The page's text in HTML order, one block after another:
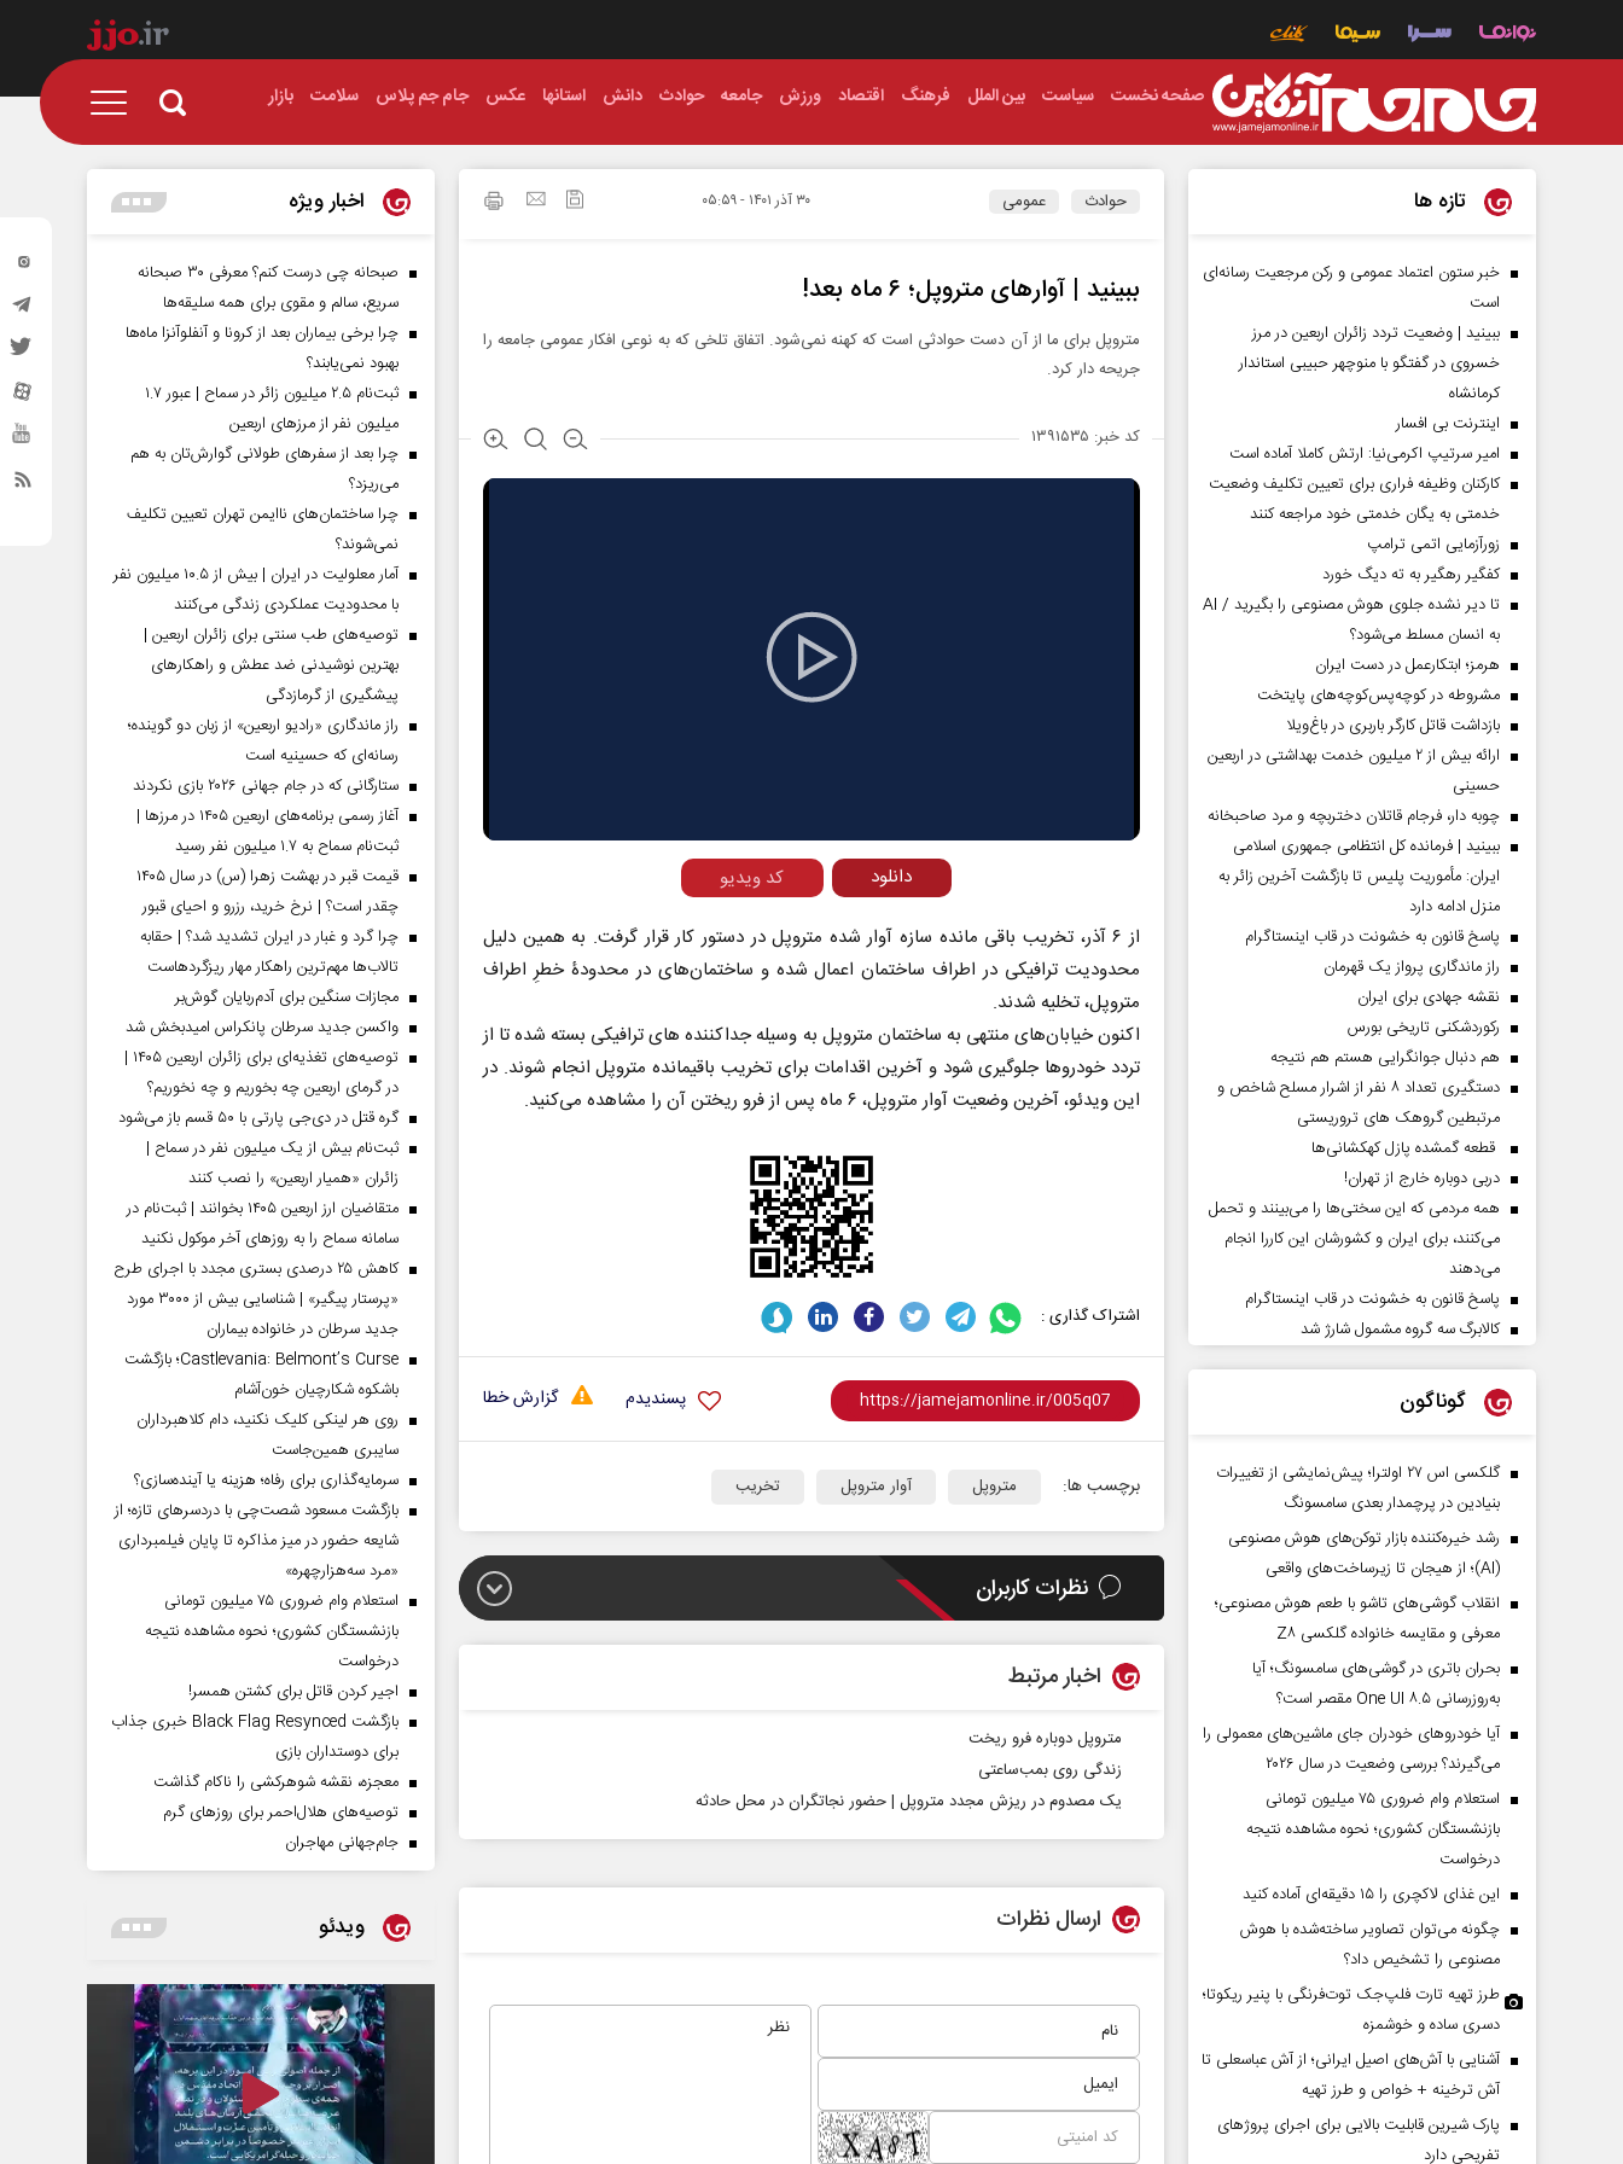
صفحه نخست سیاست بین الملل فرهنگ اقتصاد ورزش جامعه حوادث دانش استانها عکس جام جم پلاس سلامت بازار
حوادث عمومی ۳۰ آذر ۱۴۰۱ - ۰۵:۵۹
ببینید | آوارهای متروپل؛ ۶ ماه بعد!
متروپل برای ما از آن دست حوادثی است که کهنه نمی‌شود. اتفاق تلخی که به نوعی افکار عمومی جامعه را
جریحه دار کرد.
کد خبر: ۱۳۹۱۵۳۵
کد ویدیو
دانلود
از ۶ آذر، تخریب باقی مانده‌ سازه آوار شده متروپل در دستور کار قرار گرفت. به همین دلیل
محدودیت ترافیکی در اطراف ساختمان اعمال شده و ساختمان‌های در محدودۀ خطرِ اطراف
متروپل، تخلیه شدند.
اکنون خیابان‌های منتهی به ساختمان متروپل به وسیله جداکننده‌ های ترافیکی بسته شده تا از
تردد خودروها جلوگیری شود و آخرین اقدامات برای تخریب باقیمانده متروپل انجام شوند. در
این ویدئو، آخرین وضعیت آوار متروپل، ۶ ماه پس از فرو ریختن آن را مشاهده می‌کنید.
اشتراک گذاری :
گزارش خطا پسندیدم
برچسب ها: متروپل آوار متروپل تخریب
نظرات کاربران
اخبار مرتبط
متروپل دوباره فرو ریخت
زندگی روی بمب‌ساعتی
یک مصدوم در ریزش مجدد متروپل | حضور نجاتگران در محل حادثه
ارسال نظرات
تازه ها
خبر ستون اعتماد عمومی و رکن مرجعیت رسانه‌ای
است
ببینید | وضعیت تردد زائران اربعین در مرز
خسروی در گفتگو با منوچهر حبیبی استاندار
کرمانشاه
اینترنت بی افسار
امیر سرتیپ اکرمی‌نیا: ارتش کاملا آماده است
کارکنان وظیفه فراری برای تعیین تکلیف وضعیت
خدمتی به یگان خدمتی خود مراجعه کنند
زورآزمایی اتمی ترامپ
کفگیر رهگیر به ته دیگ خورد
تا دیر نشده جلوی هوش مصنوعی را بگیرید / AI
به انسان مسلط می‌شود؟
هرمز؛ ابتکارعمل در دست ایران
مشروطه در کوچه‌پس‌کوچه‌های پایتخت
بازداشت قاتل کارگر باربری در باغ‌ویلا
ارائه بیش از ۲ میلیون خدمت بهداشتی در اربعین
حسینی
چوبه دار، فرجام قاتلان دختربچه و مرد صاحبخانه
ببینید | فرمانده کل انتظامی جمهوری اسلامی
ایران­: مأموریت پلیس تا بازگشت آخرین زائر به
منزل ادامه دارد
پاسخ قانون به خشونت در قاب اینستاگرام
راز ماندگاری پرواز یک قهرمان
نقشه جهادی برای ایران
رکوردشکنی تاریخی بورس
هم دنبال جوانگرایی هستم هم نتیجه
دستگیری تعداد ۸ نفر از اشرار مسلح شاخص و
مرتبطین گروهک های تروریستی
قطعه گمشده پازل کهکشانی‌ها
دربی دوباره خارج از تهران!
همه مردمی که این سختی‌ها را می‌بینند و تحمل
می‌کنند، برای ایران و کشورشان این کاررا انجام
می‌دهند
پاسخ قانون به خشونت در قاب اینستاگرام
کالابرگ سه گروه مشمول شارژ شد
گوناگون
گلکسی اس ۲۷ اولترا؛ پیش‌نمایشی از تغییرات
بنیادین در پرچمدار بعدی سامسونگ
رشد خیره‌کننده بازار توکن‌های هوش مصنوعی
(AI)؛ از هیجان تا زیرساخت‌های واقعی
انقلاب گوشی‌های تاشو‌ با طعم هوش مصنوعی؛
معرفی و مقایسه خانواده گلکسی Z۸
بحران باتری در گوشی‌های سامسونگ؛ آیا
به‌روزرسانی One UI ۸.۵ مقصر است؟
آیا خودروهای خودران جای ماشین‌های معمولی را
می‌گیرند؟ بررسی وضعیت در سال ۲۰۲۶
استعلام وام ضروری ۷۵ میلیون تومانی
بازنشستگان کشوری؛ نحوه مشاهده نتیجه
درخواست
این غذای لاکچری را ۱۵ دقیقه‌ای آماده کنید
چگونه می‌توان تصاویر ساخته‌شده با هوش
مصنوعی را تشخیص داد؟
طرز تهیه تارت فلپ‌جک توت‌فرنگی با پنیر ریکوتا؛
دسری ساده و خوشمزه
آشنایی با آش‌های اصیل ایرانی؛ از آش عباسعلی تا
آش ترخینه + خواص و طرز تهیه
پارک شیرین قابلیت‌ بالایی برای اجرای پروژهای
تفریحی دارد
اخبار ویژه
صبحانه چی درست کنم؟ معرفی ۳۰ صبحانه
سریع، سالم و مقوی برای همه سلیقه‌ها
چرا برخی بیماران بعد از کرونا و آنفلوآنزا ماه‌ها
بهبود نمی‌یابند؟
ثبت‌نام ۲.۵ میلیون زائر در سماح | عبور ۱.۷
میلیون نفر از مرز‌های اربعین
چرا بعد از سفرهای طولانی گوارش‌تان به هم
می‌ریزد؟
چرا ساختمان‌های ناایمن تهران تعیین تکلیف
نمی‌شوند؟
آمار معلولیت در ایران | بیش از ۱۰.۵ میلیون نفر
با محدودیت عملکردی زندگی می‌کنند
توصیه‌های طب سنتی برای زائران اربعین |
بهترین نوشیدنی ضد عطش و راهکارهای
پیشگیری از گرمازدگی
راز ماندگاری «رادیو اربعین» از زبان دو گوینده؛
رسانه‌ای که حسینیه است
ستارگانی که در جام جهانی ۲۰۲۶ بازی نکردند
آغاز رسمی برنامه‌های اربعین ۱۴۰۵ در مرز‌ها |
ثبت‌نام سماح به ۱.۷ میلیون نفر رسید
قیمت قبر در بهشت زهرا (س) در سال ۱۴۰۵
چقدر است؟ | نرخ خرید، رزرو و احیای قبور
چرا گرد و غبار در ایران تشدید شد؟ | حقابه
تالاب‌ها مهم‌ترین راهکار مهار ریزگردهاست
مجازات سنگین برای آدم‌ربایان گوش‌بر
واکسن جدید سرطان پانکراس امیدبخش شد
توصیه‌های تغذیه‌ای برای زائران اربعین ۱۴۰۵ |
در گرمای اربعین چه بخوریم و چه نخوریم؟
گره قتل در دی‌جی پارتی با ۵۰ قسم باز می‌شود
ثبت‌نام بیش از یک میلیون نفر در سماح |
زائران «همیار اربعین» را نصب کنند
متقاضیان ارز اربعین ۱۴۰۵ بخوانند | ثبت‌نام در
سامانه سماح را به روز‌های آخر موکول نکنید
کاهش ۲۵ درصدی بستری مجدد با اجرای طرح
«پرستار پیگیر» | شناسایی بیش از ۳۰۰۰ مورد
جدید سرطان در خانواده بیماران
Castlevania: Belmont’s Curse؛ بازگشت
باشکوه شکارچیان خون‌آشام
روی هر لینکی کلیک نکنید، دام کلاهبرداران
سایبری همین‌جاست
سرمایه‌گذاری برای رفاه؛ هزینه یا آینده‌سازی؟
بازگشت مسعود شصت‌چی با دردسر‌های تازه؛ از
شایعه حضور در میز مذاکره تا پایان فیلمبرداری
«مرد سه‌هزارچهره»
استعلام وام ضروری ۷۵ میلیون تومانی
بازنشستگان کشوری؛ نحوه مشاهده نتیجه
درخواست
اجیر کردن قاتل برای کشتن همسر!
بازگشت Black Flag Resynced خبری جذاب
برای دوستداران بازی
معجزه، نقشه شوهرکشی را ناکام گذاشت
توصیه‌های هلال‌احمر برای روز‌های گرم
جام‌جهانی مهاجران
ویدئو